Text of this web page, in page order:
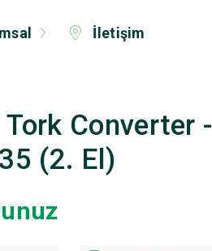
İletişim
Converter
(2. El)